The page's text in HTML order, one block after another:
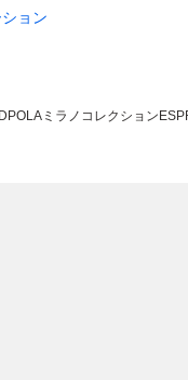
ョン
POLA ミラノコレクション